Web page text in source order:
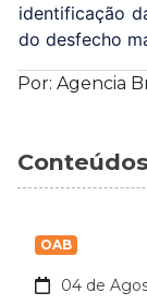
identificação
do desfecho
Por: Agencia
OAB
04 de